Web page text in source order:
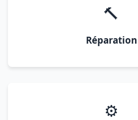
🔨
Réparation
⚙️